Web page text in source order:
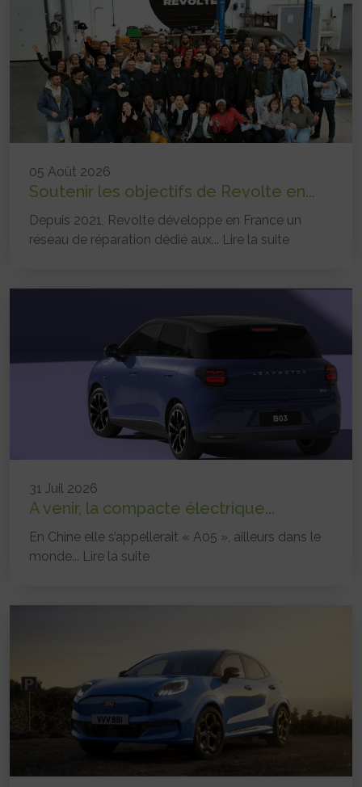
05 Août 2026
Soutenir les objectifs de Revolte en...
Depuis 2021, Revolte développe en France un
réseau de réparation dédié aux... Lire la suite
31 Juil 2026
A venir, la compacte électrique...
En Chine elle s’appellerait « A05 », ailleurs dans le
monde... Lire la suite